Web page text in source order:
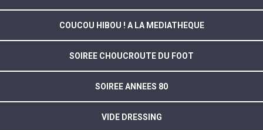
COUCOU HIBOU ! A LA MEDIATHEQUE
SOIREE CHOUCROUTE DU FOOT
SOIREE ANNEES 80
VIDE DRESSING